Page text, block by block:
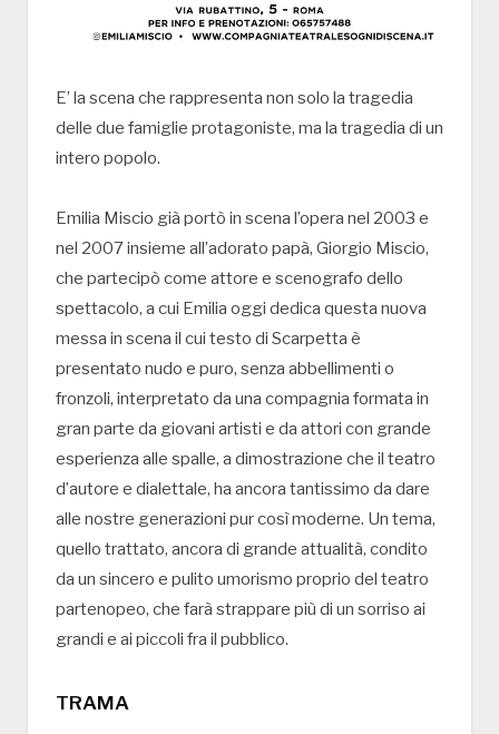
E’ la scena che rappresenta non solo la tragedia
delle due famiglie protagoniste, ma la tragedia di un
intero popolo.
Emilia Miscio già portò in scena l’opera nel 2003 e
nel 2007 insieme all’adorato papà, Giorgio Miscio,
che partecipò come attore e scenografo dello
spettacolo, a cui Emilia oggi dedica questa nuova
messa in scena il cui testo di Scarpetta è
presentato nudo e puro, senza abbellimenti o
fronzoli, interpretato da una compagnia formata in
gran parte da giovani artisti e da attori con grande
esperienza alle spalle, a dimostrazione che il teatro
d’autore e dialettale, ha ancora tantissimo da dare
alle nostre generazioni pur così moderne. Un tema,
quello trattato, ancora di grande attualità, condito
da un sincero e pulito umorismo proprio del teatro
partenopeo, che farà strappare più di un sorriso ai
grandi e ai piccoli fra il pubblico.
TRAMA